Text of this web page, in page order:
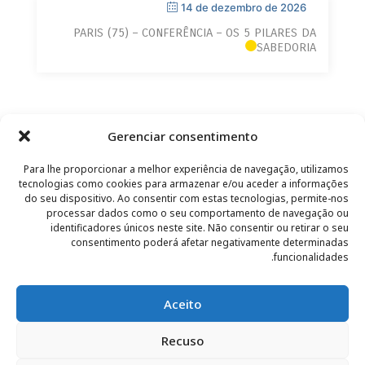
Gerenciar consentimento
Para lhe proporcionar a melhor experiência de navegação, utilizamos
tecnologias como cookies para armazenar e/ou aceder a informações
do seu dispositivo. Ao consentir com estas tecnologias, permite-nos
processar dados como o seu comportamento de navegação ou
identificadores únicos neste site. Não consentir ou retirar o seu
consentimento poderá afetar negativamente determinadas
funcionalidades.
Aceito
Recuso
14 de dezembro de 2026
PARIS (75) – CONFERÊNCIA – OS 5 PILARES DA
SABEDORIA
CONTATO–AVISO LEGAL –PÁGINA DO LEITOR–